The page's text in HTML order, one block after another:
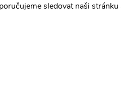
sledovat naši